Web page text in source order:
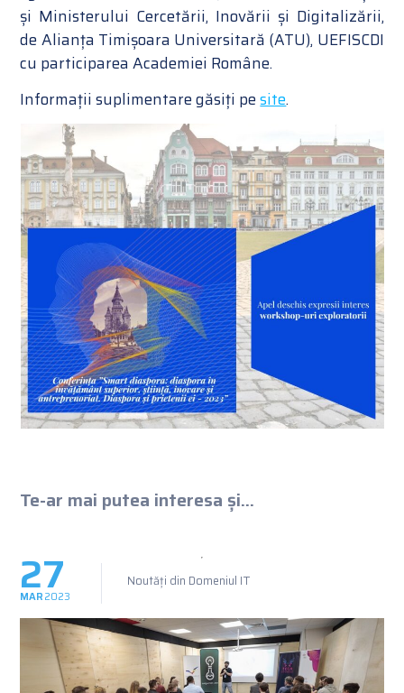
și Ministerului Cercetării, Inovării și Digitalizării,
de Alianța Timișoara Universitară (ATU), UEFISCDI
cu participarea Academiei Române.
Informații suplimentare găsiți pesite.
Te-ar mai putea interesa și...
27
MAR2023
Noutăți din Domeniul IT